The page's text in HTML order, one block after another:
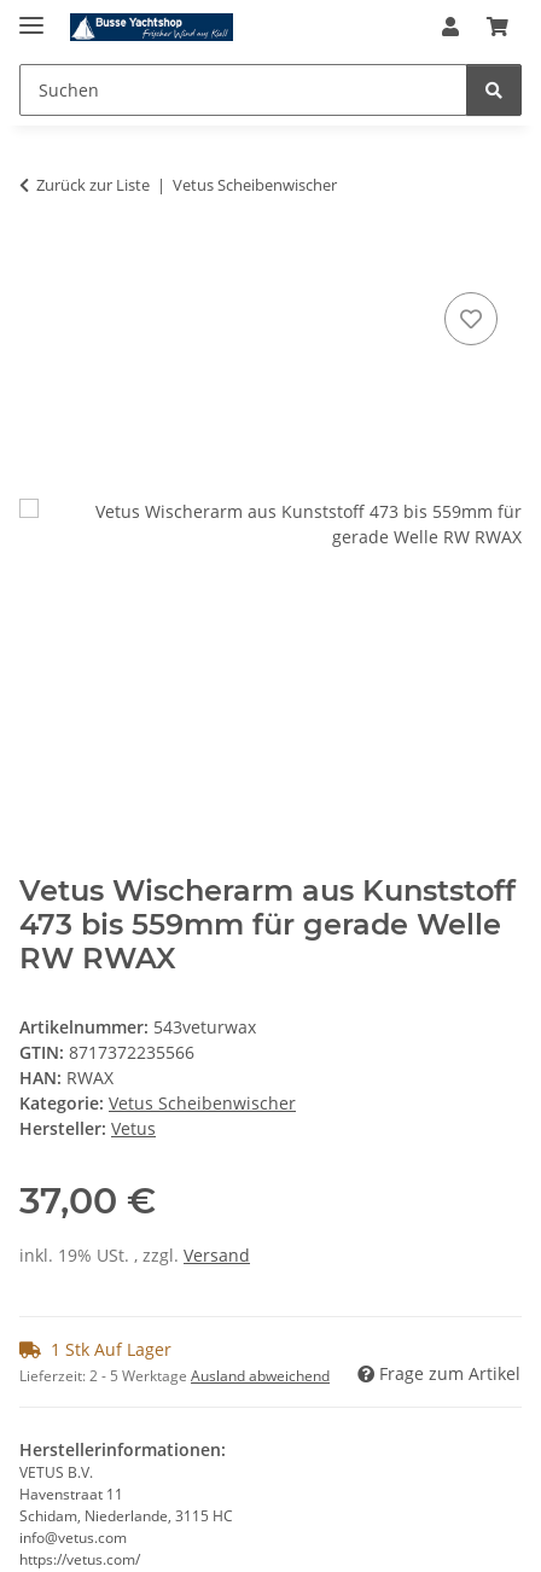
Zurück zur Liste Vetus Scheibenwischer
Vetus Wischerarm aus Kunststoff
473 bis 559mm für gerade Welle
RW RWAX
Artikelnummer: 543veturwax
GTIN: 8717372235566
HAN: RWAX
Kategorie: Vetus Scheibenwischer
Hersteller: Vetus
37,00 €
inkl. 19% USt. , zzgl. Versand
1 Stk Auf Lager
Lieferzeit:2 - 5 Werktage Ausland abweichend Frage zum Artikel
Herstellerinformationen:
VETUS B.V.
Havenstraat 11
Schidam, Niederlande, 3115 HC
info@vetus.com
https://vetus.com/